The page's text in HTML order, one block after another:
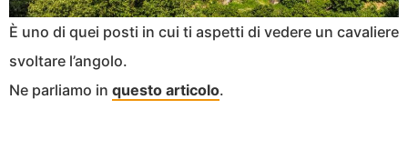
È uno di quei posti in cui ti aspetti di vedere un cavaliere
svoltare l’angolo.
Ne parliamo in questo articolo.